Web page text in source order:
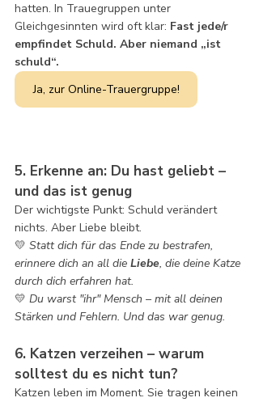
hatten. In Trauegruppen unter
Gleichgesinnten wird oft klar: Fast jede/r
empfindet Schuld. Aber niemand „ist
schuld“.
Ja, zur Online-Trauergruppe!
5. Erkenne an: Du hast geliebt –
und das ist genug
Der wichtigste Punkt: Schuld verändert
nichts. Aber Liebe bleibt.
💛 Statt dich für das Ende zu bestrafen,
erinnere dich an all die Liebe, die deine Katze
durch dich erfahren hat.
💛 Du warst "ihr" Mensch – mit all deinen
Stärken und Fehlern. Und das war genug.
6. Katzen verzeihen – warum
solltest du es nicht tun?
Katzen leben im Moment. Sie tragen keinen